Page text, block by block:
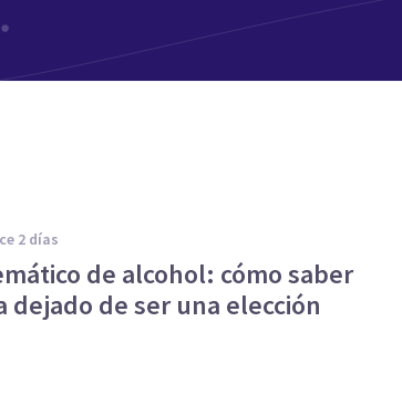
2 días
de alcohol: cómo saber
dejado de ser una elección